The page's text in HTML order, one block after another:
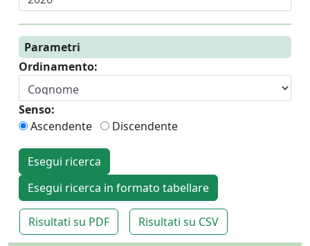
Parametri
Ordinamento:
Senso:
Ascendente
Discendente
Esegui ricerca
Esegui ricerca in formato tabellare
Risultati su PDF Risultati su CSV